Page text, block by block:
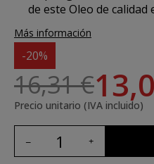
de este Oleo de calidad
Más información
-20%
16,31 €
Precio unitario (IVA incluido)